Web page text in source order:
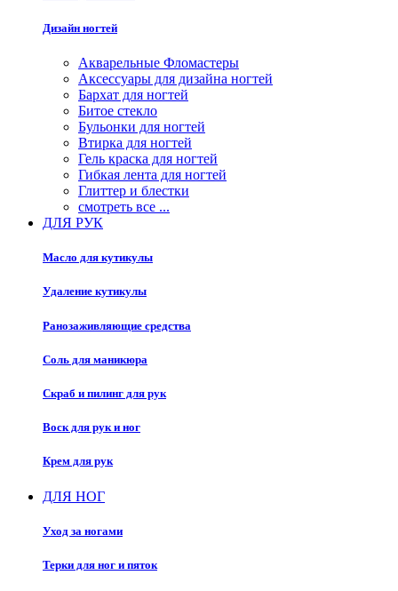
Дизайн ногтей
Акварельные Фломастеры
Аксессуары для дизайна ногтей
Бархат для ногтей
Битое стекло
Бульонки для ногтей
Втирка для ногтей
Гель краска для ногтей
Гибкая лента для ногтей
Глиттер и блестки
смотреть все ...
ДЛЯ РУК
Масло для кутикулы
Удаление кутикулы
Ранозаживляющие средства
Соль для маникюра
Скраб и пилинг для рук
Воск для рук и ног
Крем для рук
ДЛЯ НОГ
Уход за ногами
Терки для ног и пяток